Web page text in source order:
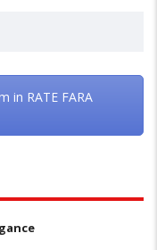
in RATE FARA